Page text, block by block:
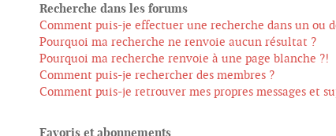
Recherche dans les forums
Comment puis-je effectuer une recherche dans un ou
Pourquoi ma recherche ne renvoie aucun résultat ?
Pourquoi ma recherche renvoie à une page blanche ?!
Comment puis-je rechercher des membres ?
Comment puis-je retrouver mes propres messages et
Favoris et abonnements